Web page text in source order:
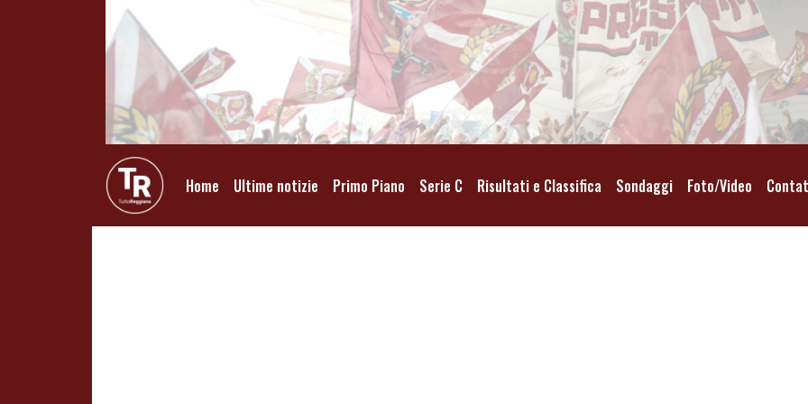
Home Ultime notizie Primo Piano Serie C Risultati e Classifica Sondaggi Foto/Video